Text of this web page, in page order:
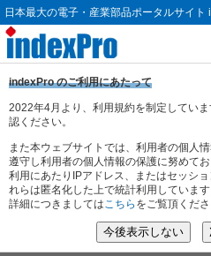
日本最大の電子・産業部品ポータルサイト
indexPro のご利用にあたって
2022年4月より、利用規約を制定してい
認ください。
また本ウェブサイトでは、利用者の個人
遵守し利用者の個人情報の保護に努めてお
利用にあたりIPアドレス、またはセッシ
れらは匿名化した上で統計利用しています
詳細につきましてはこちら をご覧頂くださ